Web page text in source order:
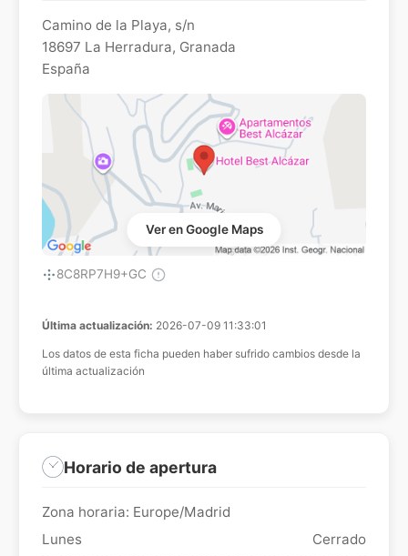
Camino de la Playa, s/n
18697 La Herradura, Granada
España
Ver en Google Maps
8C8RP7H9+GC
Última actualización: 2026-07-09 11:33:01
Los datos de esta ficha pueden haber sufrido cambios desde la
última actualización
Horario de apertura
Zona horaria: Europe/Madrid
Lunes
Cerrado